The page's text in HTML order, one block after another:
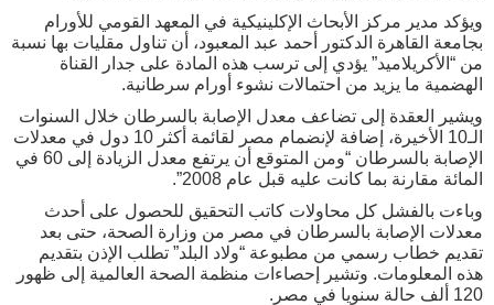
ويؤكد مدير مركز الأبحاث الإكلينيكية في المعهد القومي للأورام
بجامعة القاهرة الدكتور أحمد عبد المعبود، أن تناول مقليات بها نسبة
من “الأكريلاميد” يؤدي إلى ترسب هذه المادة على جدار القناة
الهضمية ما يزيد من احتمالات نشوء أورام سرطانية.
ويشير العقدة إلى تضاعف معدل الإصابة بالسرطان خلال السنوات
الـ10 الأخيرة، إضافة لإنضمام مصر لقائمة أكثر 10 دول في معدلات
الإصابة بالسرطان “ومن المتوقع أن يرتفع معدل الزيادة إلى 60 في
المائة مقارنة بما كانت عليه قبل عام 2008”.
وباءت بالفشل كل محاولات كاتب التحقيق للحصول على أحدث
معدلات الإصابة بالسرطان في مصر من وزارة الصحة، حتى بعد
تقديم خطاب رسمي من مطبوعة “ولاد البلد” تطلب الإذن بتقديم
هذه المعلومات. وتشير إحصاءات منظمة الصحة العالمية إلى ظهور
120 ألف حالة سنويا في مصر.